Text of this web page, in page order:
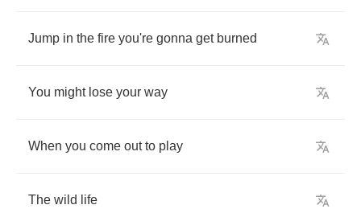
Jump in the fire you're gonna get burned
You might lose your way
When you come out to play
The wild life